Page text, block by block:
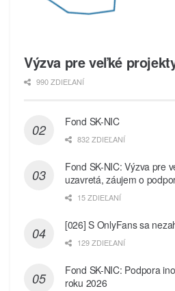
Výzva pre veľké
990 ZDIEĽANÍ
Fond SK-NIC
832 ZDIEĽANÍ
Fond SK-NIC: Výzva pre
uzavretá, záujem o
15 ZDIEĽANÍ
[026] S OnlyFans sa
129 ZDIEĽANÍ
Fond SK-NIC: Podpora
roku 2026